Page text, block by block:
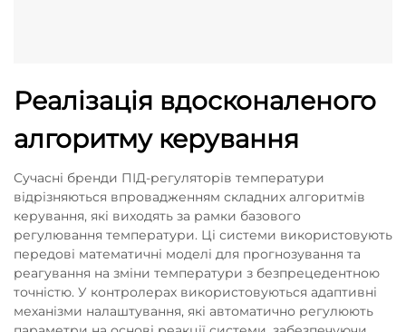
Реалізація вдосконаленого
алгоритму керування
Сучасні бренди ПІД-регуляторів температури
відрізняються впровадженням складних алгоритмів
керування, які виходять за рамки базового
регулювання температури. Ці системи використовують
передові математичні моделі для прогнозування та
реагування на зміни температури з безпрецедентною
точністю. У контролерах використовуються адаптивні
механізми налаштування, які автоматично регулюють